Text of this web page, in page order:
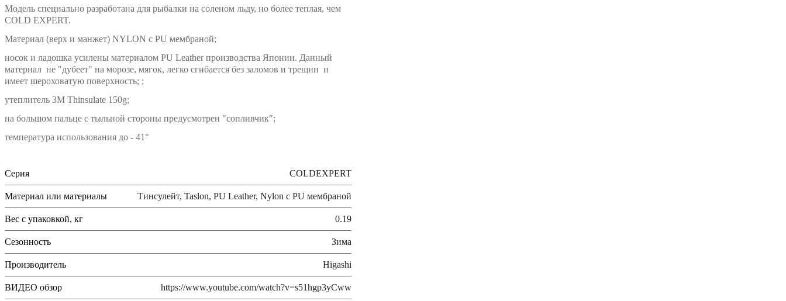
Модель специально разработана для рыбалки на соленом льду, но более теплая, чем
COLD EXPERT.
Материал (верх и манжет) NYLON с PU мембраной;
носок и ладошка усилены материалом PU Leather производства Японии. Данный
материал не "дубеет" на морозе, мягок, легко сгибается без заломов и трещин и
имеет шероховатую поверхность; ;
утеплитель 3М Thinsulate 150g;
на большом пальце с тыльной стороны предусмотрен "сопливчик";
температура использования до - 41°
Серия COLDEXPERT
Материал или материалы Тинсулейт, Taslon, PU Leather, Nylon c PU мембраной
Вес с упаковкой, кг 0.19
Сезонность Зима
Производитель Higashi
ВИДЕО обзор https://www.youtube.com/watch?v=s51hgp3yCww